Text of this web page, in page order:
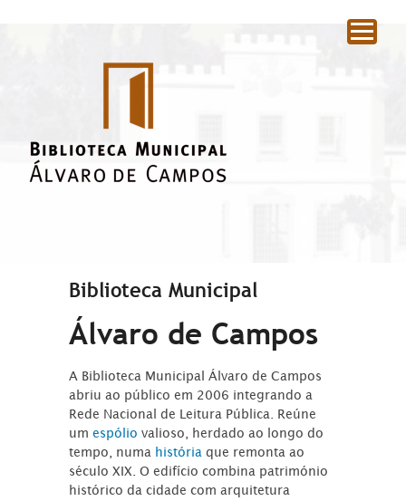
Biblioteca Municipal
Álvaro de Campos
A Biblioteca Municipal Álvaro de Campos
abriu ao público em 2006 integrando a
Rede Nacional de Leitura Pública. Reúne
umespóliovalioso, herdado ao longo do
tempo, numa história que remonta ao
século XIX. O edifício combina património
histórico da cidade com arquitetura